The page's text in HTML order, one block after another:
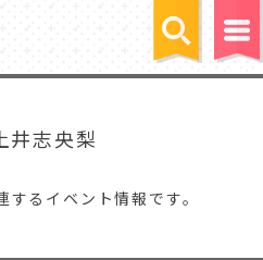
井志央梨
するイベント情報です。